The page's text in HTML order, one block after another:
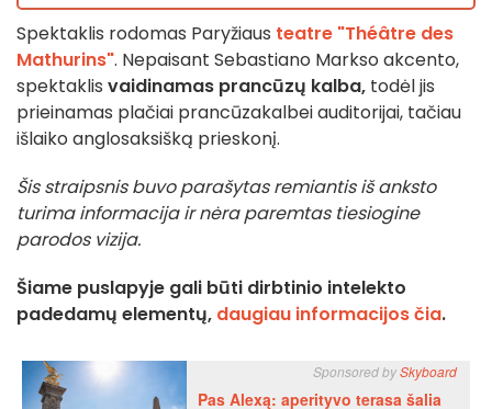
Spektaklis rodomas Paryžiaus teatre "Théâtre des
Mathurins". Nepaisant Sebastiano Markso akcento,
spektaklis vaidinamas prancūzų kalba, todėl jis
prieinamas plačiai prancūzakalbei auditorijai, tačiau
išlaiko anglosaksišką prieskonį.
Šis straipsnis buvo parašytas remiantis iš anksto
turima informacija ir nėra paremtas tiesiogine
parodos vizija.
Šiame puslapyje gali būti dirbtinio intelekto
padedamų elementų, daugiau informacijos čia.